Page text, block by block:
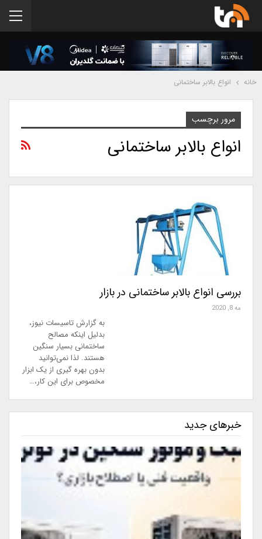
خانه انواع بالابر ساختمانی
مرور برچسب
انواع بالابر ساختمانی
بررسی انواع بالابر ساختمانی در بازار
مه 8, 2020
به گزارش تاسیسات نیوز،
بدلیل اینکه مصالح
ساختمانی بسیار سنگین
هستند. لذا نمی‌توانید
بدون بهره گیری از یک ابزار
مخصوص برای این کار،…
خبرهای جدید